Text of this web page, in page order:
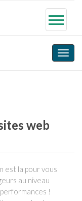
Toggle
web
est la pour vous
au niveau
!